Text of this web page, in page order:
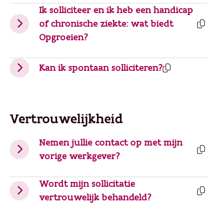
Ik solliciteer en ik heb een handicap
of chronische ziekte: wat biedt
Opgroeien?
Kan ik spontaan solliciteren?
Vertrouwelijkheid
Nemen jullie contact op met mijn
vorige werkgever?
Wordt mijn sollicitatie
vertrouwelijk behandeld?